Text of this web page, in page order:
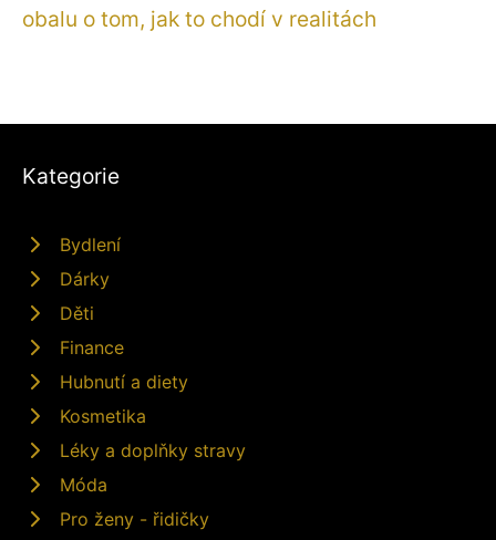
obalu o tom, jak to chodí v realitách
Kategorie
Bydlení
Dárky
Děti
Finance
Hubnutí a diety
Kosmetika
Léky a doplňky stravy
Móda
Pro ženy - řidičky